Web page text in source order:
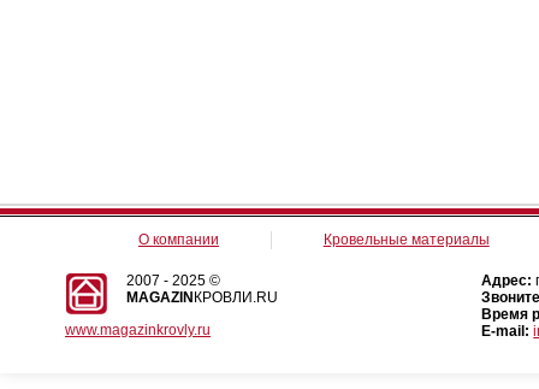
О компании Кровельные материалы
2007 - 2025 ©
MAGAZIN КРОВЛИ.RU
www.magazinkrovly.ru
Адрес:
Время
E-mail: